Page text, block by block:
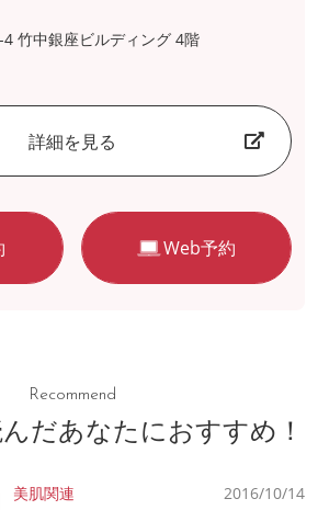
竹中銀座ビルディング 4階
詳細を見る
Web予約
Recommend
だあなたにおすすめ！
美肌関連 2016/10/14